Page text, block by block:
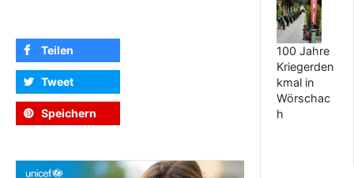
Teilen
Tweet
Speichern
100 Jahre
Kriegerden
kmal in
Wörschac
h